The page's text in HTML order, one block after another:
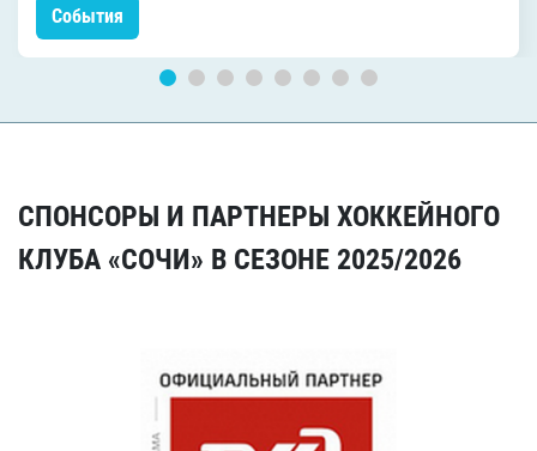
События
СПОНСОРЫ И ПАРТНЕРЫ ХОККЕЙНОГО
КЛУБА «СОЧИ» В СЕЗОНЕ 2025/2026